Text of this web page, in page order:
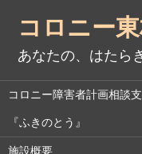
コロニー
あなたの、はたら
コロニー障害者計画相談
『ふきのとう』
施設概要